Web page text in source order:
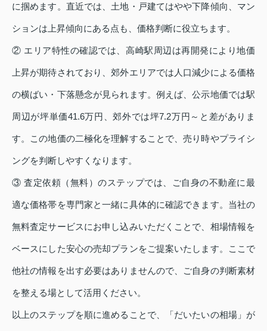
に掴めます。直近では、土地・戸建てはやや下降傾向、マン
ションは上昇傾向にある点も、価格判断に役立ちます。
② エリア特性の確認では、高崎駅周辺は再開発により地価
上昇が期待されており、郊外エリアでは人口減少による価格
の横ばい・下落懸念が見られます。例えば、公示地価では駅
周辺が坪単価41.6万円、郊外では坪7.2万円～と差がありま
す。この地価の二極化を理解することで、売り時やプライシ
ングを判断しやすくなります。
③ 査定依頼（無料）のステップでは、ご自身の不動産に最
適な価格帯を専門家と一緒に具体的に確認できます。当社の
無料査定サービスにお申し込みいただくことで、相場情報を
ベースにした安心の売却プランをご提案いたします。ここで
他社の情報を出す必要はありませんので、ご自身の判断素材
を整える場として活用ください。
以上のステップを順に進めることで、「だいたいの相場」が